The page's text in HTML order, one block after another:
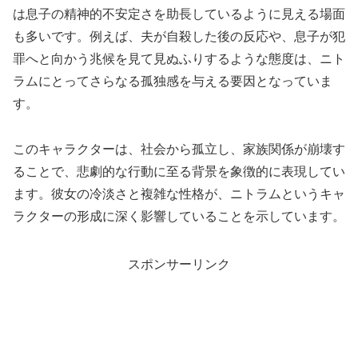
は息子の精神的不安定さを助長しているように見える場面
も多いです。例えば、夫が自殺した後の反応や、息子が犯
罪へと向かう兆候を見て見ぬふりするような態度は、ニト
ラムにとってさらなる孤独感を与える要因となっていま
す。
このキャラクターは、社会から孤立し、家族関係が崩壊す
ることで、悲劇的な行動に至る背景を象徴的に表現してい
ます。彼女の冷淡さと複雑な性格が、ニトラムというキャ
ラクターの形成に深く影響していることを示しています。
スポンサーリンク